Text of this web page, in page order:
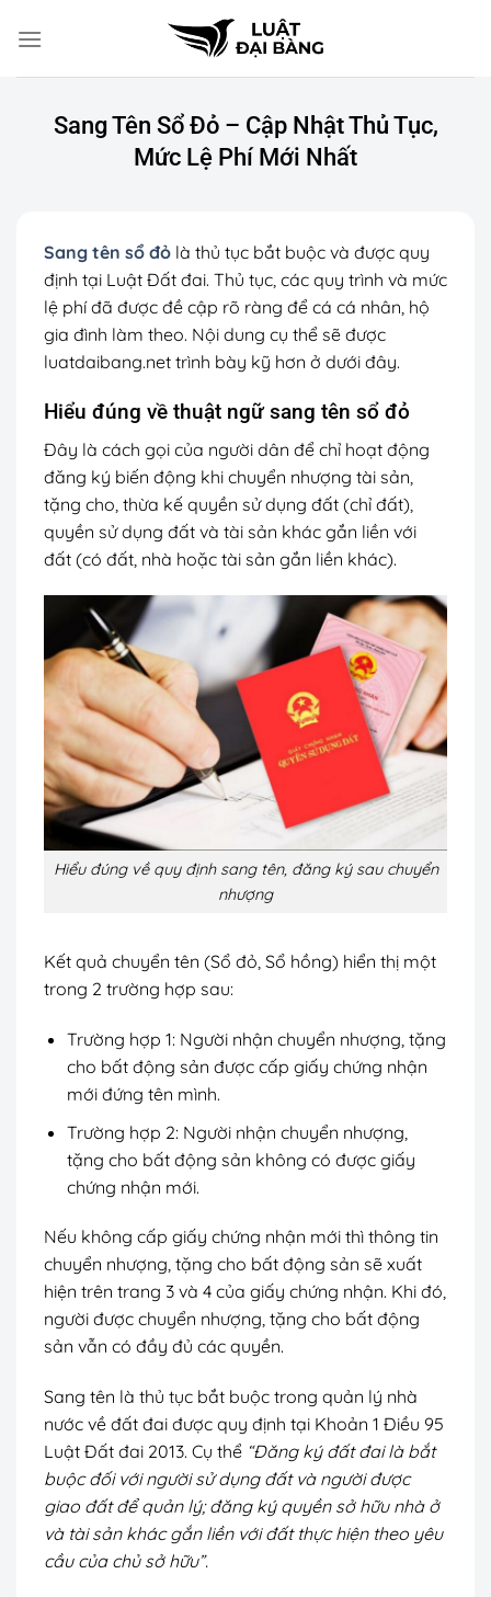
đến
Sang Tên Sổ Đỏ – Cập Nhật Thủ Tục,
Mức Lệ Phí Mới Nhất
Sang tên sổ đỏ là thủ tục bắt buộc và được quy
định tại Luật Đất đai. Thủ tục, các quy trình và mức
lệ phí đã được đề cập rõ ràng để cá cá nhân, hộ
gia đình làm theo. Nội dung cụ thể sẽ được
luatdaibang.net trình bày kỹ hơn ở dưới đây.
Hiểu đúng về thuật ngữ sang tên sổ đỏ
Đây là cách gọi của người dân để chỉ hoạt động
đăng ký biến động khi chuyển nhượng tài sản,
tặng cho, thừa kế quyền sử dụng đất (chỉ đất),
quyền sử dụng đất và tài sản khác gắn liền với
đất (có đất, nhà hoặc tài sản gắn liền khác).
Hiểu đúng về quy định sang tên, đăng ký sau chuyển
nhượng
Kết quả chuyển tên (Sổ đỏ, Sổ hồng) hiển thị một
trong 2 trường hợp sau:
Trường hợp 1: Người nhận chuyển nhượng, tặng
cho bất động sản được cấp giấy chứng nhận
mới đứng tên mình.
Trường hợp 2: Người nhận chuyển nhượng,
tặng cho bất động sản không có được giấy
chứng nhận mới.
Nếu không cấp giấy chứng nhận mới thì thông tin
chuyển nhượng, tặng cho bất động sản sẽ xuất
hiện trên trang 3 và 4 của giấy chứng nhận. Khi đó,
người được chuyển nhượng, tặng cho bất động
sản vẫn có đầy đủ các quyền.
Sang tên là thủ tục bắt buộc trong quản lý nhà
nước về đất đai được quy định tại Khoản 1 Điều 95
Luật Đất đai 2013. Cụ thể “Đăng ký đất đai là bắt
buộc đối với người sử dụng đất và người được
giao đất để quản lý; đăng ký quyền sở hữu nhà ở
và tài sản khác gắn liền với đất thực hiện theo yêu
cầu của chủ sở hữu”.